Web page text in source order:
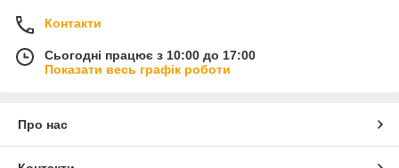
Контакти
Сьогодні працює з 10:00 до 17:00
Показати весь графік роботи
Про нас